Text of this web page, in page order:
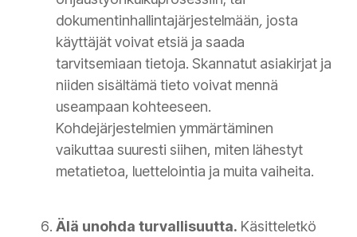
dokumentinhallintajärjestelmään, josta
käyttäjät voivat etsiä ja saada
tarvitsemiaan tietoja. Skannatut asiakirjat ja
niiden sisältämä tieto voivat mennä
useampaan kohteeseen.
Kohdejärjestelmien ymmärtäminen
vaikuttaa suuresti siihen, miten lähestyt
metatietoa, luettelointia ja muita vaiheita.
Älä unohda turvallisuutta. Käsitteletkö